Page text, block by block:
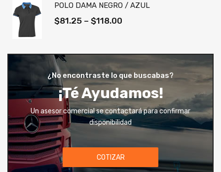
POLO DAMA NEGRO / AZUL
$81.25 – $118.00
¿No encontraste lo que buscabas?
¡Té Ayudamos!
Un asesor comercial se contactará para confirmar
disponibilidad
COTIZAR